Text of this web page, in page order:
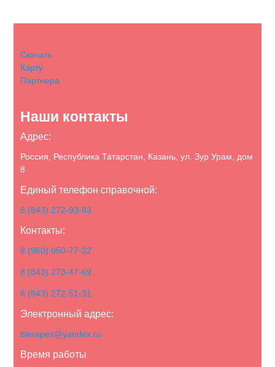
Скачать
Карту
Партнера
Наши контакты
Адрес:
Россия, Республика Татарстан, Казань, ул. Зур Урам, дом
8
Единый телефон справочной:
8 (843) 272-93-93
Контакты:
8 (960) 050-77-22
8 (843) 273-47-69
8 (843) 272-51-31
Электронный адрес:
blerapex@yandex.ru
Время работы